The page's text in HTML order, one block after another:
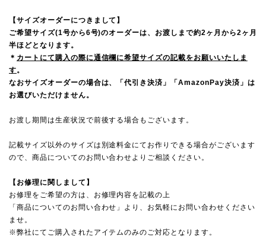
【サイズオーダーにつきまして】
ご希望サイズ(1号から6号)のオーダーは、お渡しまで約2ヶ月から2ヶ月
半ほどとなります。
＊ カートにて購入の際に通信欄に希望サイズの記載をお願いいたしま
す。
なおサイズオーダーの場合は、「代引き決済」「AmazonPay決済」は
お選びいただけません。
お渡し期間は生産状況で前後する場合もございます。
記載サイズ以外のサイズは別途料金にてお作りできる場合がございます
ので、 商品についてのお問い合わせ よりご相談ください。
【お修理に関しまして】
お修理をご希望の方は、お修理内容を記載の上
「商品についてのお問い合わせ」より、お気軽にお問い合わせください
ませ。
※弊社にてご購入されたアイテムのみのご対応となります。